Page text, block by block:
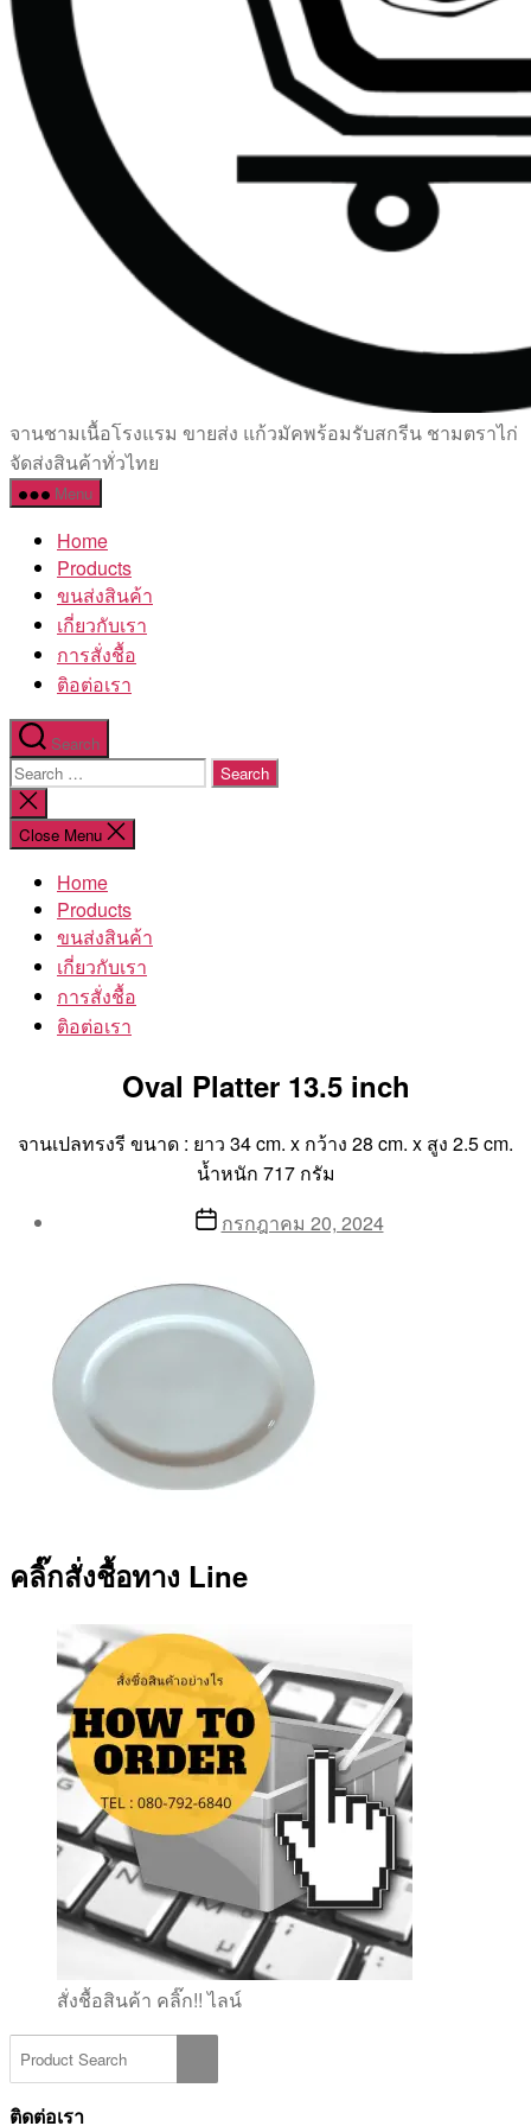
เซรามิค
ครบ
ครัน
โรงงาน
จานชามเนื้อโรงแรม ขายส่ง แก้วมัคพร้อมรับสกรีน ชามตราไก่
จัดส่งสินค้าทั่วไทย
Menu
Home
Products
ขนส่งสินค้า
เกี่ยวกับเรา
การสั่งชื้อ
ติอต่อเรา
Search
Search
for:
Close
search
Close Menu
Home
Products
ขนส่งสินค้า
เกี่ยวกับเรา
การสั่งชื้อ
ติอต่อเรา
Oval Platter 13.5 inch
จานเปลทรงรี ขนาด : ยาว 34 cm. x กว้าง 28 cm. x สูง 2.5 cm.
น้ำหนัก 717 กรัม
Postกรกฎาคม 20, 2024
คลิ๊กสั่งชื้อทาง Line
สั่งชื้อสินค้า คลิ๊ก!! ไลน์
ติดต่อเรา